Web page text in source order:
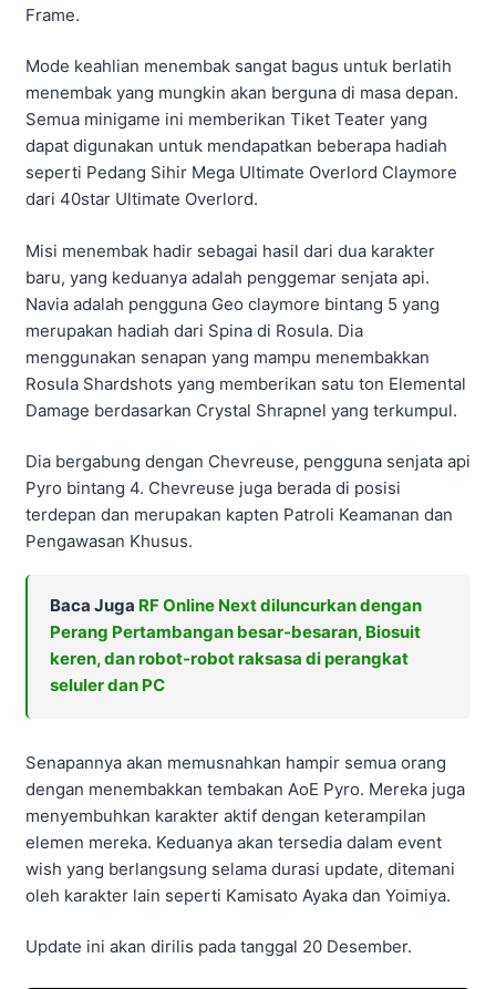
Frame.
Mode keahlian menembak sangat bagus untuk berlatih
menembak yang mungkin akan berguna di masa depan.
Semua minigame ini memberikan Tiket Teater yang
dapat digunakan untuk mendapatkan beberapa hadiah
seperti Pedang Sihir Mega Ultimate Overlord Claymore
dari 40star Ultimate Overlord.
Misi menembak hadir sebagai hasil dari dua karakter
baru, yang keduanya adalah penggemar senjata api.
Navia adalah pengguna Geo claymore bintang 5 yang
merupakan hadiah dari Spina di Rosula. Dia
menggunakan senapan yang mampu menembakkan
Rosula Shardshots yang memberikan satu ton Elemental
Damage berdasarkan Crystal Shrapnel yang terkumpul.
Dia bergabung dengan Chevreuse, pengguna senjata api
Pyro bintang 4. Chevreuse juga berada di posisi
terdepan dan merupakan kapten Patroli Keamanan dan
Pengawasan Khusus.
Baca Juga RF Online Next diluncurkan dengan
Perang Pertambangan besar-besaran, Biosuit
keren, dan robot-robot raksasa di perangkat
seluler dan PC
Senapannya akan memusnahkan hampir semua orang
dengan menembakkan tembakan AoE Pyro. Mereka juga
menyembuhkan karakter aktif dengan keterampilan
elemen mereka. Keduanya akan tersedia dalam event
wish yang berlangsung selama durasi update, ditemani
oleh karakter lain seperti Kamisato Ayaka dan Yoimiya.
Update ini akan dirilis pada tanggal 20 Desember.